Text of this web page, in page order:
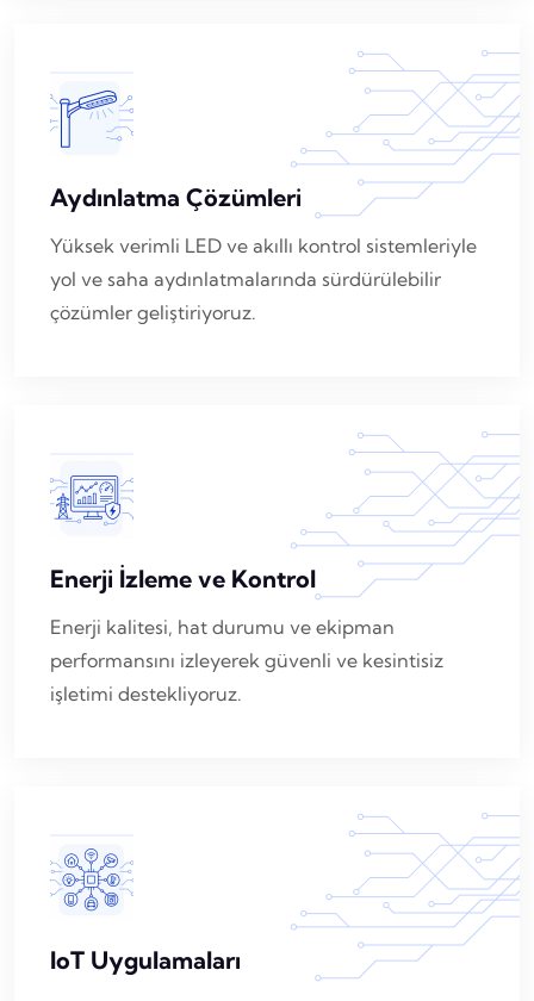
Aydınlatma Çözümleri
Yüksek verimli LED ve akıllı kontrol sistemleriyle
yol ve saha aydınlatmalarında sürdürülebilir
çözümler geliştiriyoruz.
Enerji İzleme ve Kontrol
Enerji kalitesi, hat durumu ve ekipman
performansını izleyerek güvenli ve kesintisiz
işletimi destekliyoruz.
IoT Uygulamaları